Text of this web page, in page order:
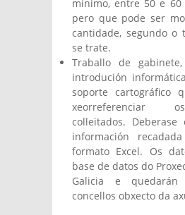
mínimo, entre 50 e 60
pero que pode ser
cantidade, segundo o
se trate.
Traballo de
introdución
soporte cartográfico
xeorreferenciar
colleitados.
información
formato Excel. Os
base de datos do
Galicia e
concellos obxecto da